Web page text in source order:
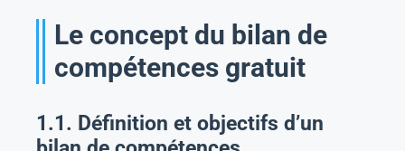
Le concept du bilan de
compétences gratuit
1.1. Définition et objectifs d’un